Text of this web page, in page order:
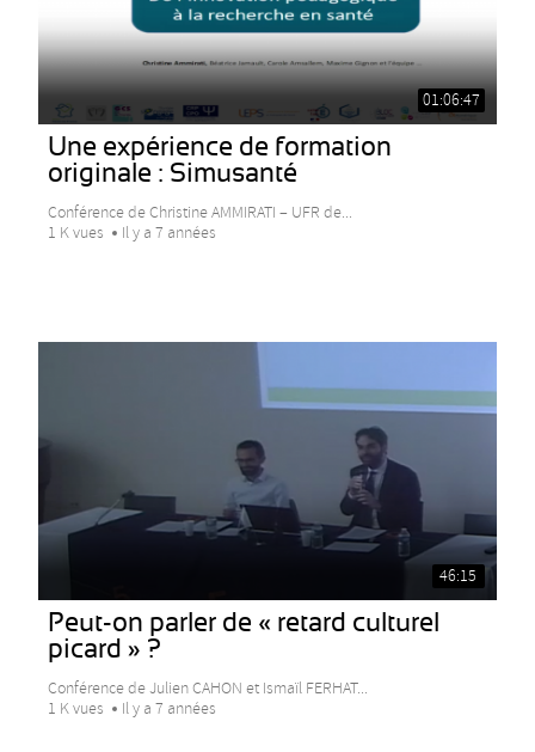
01:06:47
Une expérience de formation
originale : Simusanté
Conférence de Christine AMMIRATI – UFR de...
1 K vues
Il y a 7 années
46:15
Peut-on parler de « retard culturel
picard » ?
Conférence de Julien CAHON et Ismaïl FERHAT...
1 K vues
Il y a 7 années